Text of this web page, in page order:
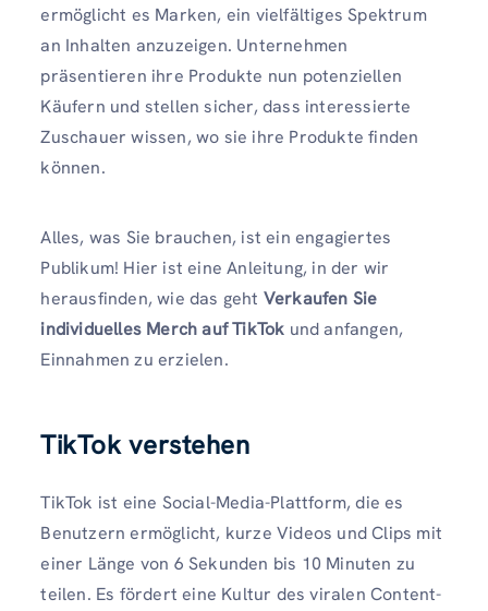
ermöglicht es Marken, ein vielfältiges Spektrum
an Inhalten anzuzeigen. Unternehmen
präsentieren ihre Produkte nun potenziellen
Käufern und stellen sicher, dass interessierte
Zuschauer wissen, wo sie ihre Produkte finden
können.
Alles, was Sie brauchen, ist ein engagiertes
Publikum! Hier ist eine Anleitung, in der wir
herausfinden, wie das geht Verkaufen Sie
individuelles Merch auf TikTok und anfangen,
Einnahmen zu erzielen.
TikTok verstehen
TikTok ist eine Social-Media-Plattform, die es
Benutzern ermöglicht, kurze Videos und Clips mit
einer Länge von 6 Sekunden bis 10 Minuten zu
teilen. Es fördert eine Kultur des viralen Content-